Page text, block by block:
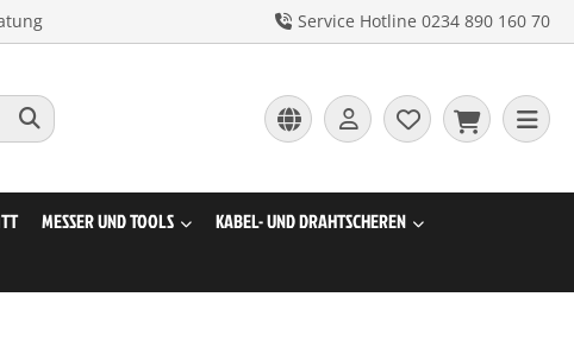
Service Hotline 0234 890 160 70
MESSER UND TOOLS
KABEL- UND DRAHTSCHEREN